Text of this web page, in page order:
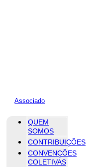
Associado
QUEM
SOMOS
CONTRIBUIÇÕES
CONVENÇÕES
COLETIVAS